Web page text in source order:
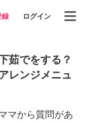
録 ログイン
茹でをする？
レンジメニュ
マから質問があ